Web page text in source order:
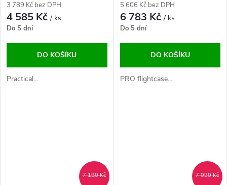
3 789 Kč bez DPH
4 585 Kč/ ks
Do 5 dní
DO KOŠÍKU
Practical...
5 606 Kč bez DPH
6 783 Kč/ ks
Do 5 dní
DO KOŠÍKU
PRO flightcase...
7 190 Kč 7 090 Kč